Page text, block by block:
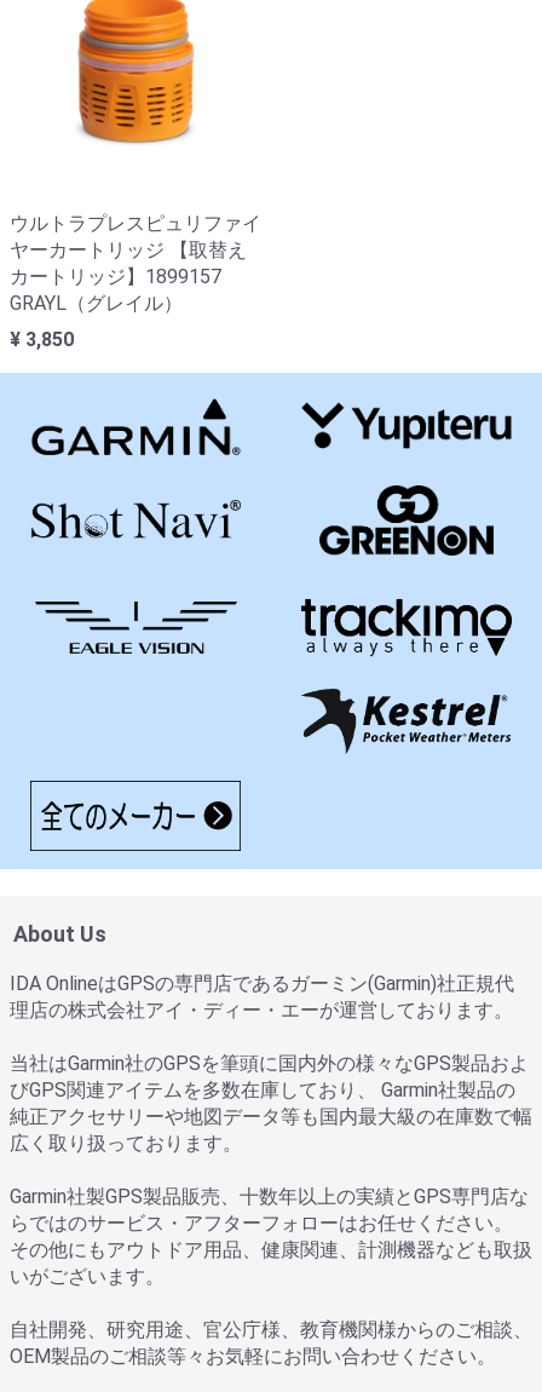
ウルトラプレスピュリファイ
ヤーカートリッジ 【取替え
カートリッジ】1899157
GRAYL（グレイル）
¥ 3,850
About Us
IDA OnlineはGPSの専門店であるガーミン(Garmin)社正規代
理店の株式会社アイ・ディー・エーが運営しております。
当社はGarmin社のGPSを筆頭に国内外の様々なGPS製品およ
びGPS関連アイテムを多数在庫しており、 Garmin社製品の
純正アクセサリーや地図データ等も国内最大級の在庫数で幅
広く取り扱っております。
Garmin社製GPS製品販売、十数年以上の実績とGPS専門店な
らではのサービス・アフターフォローはお任せください。
その他にもアウトドア用品、健康関連、計測機器なども取扱
いがございます。
自社開発、研究用途、官公庁様、教育機関様からのご相談、
OEM製品のご相談等々お気軽にお問い合わせください。